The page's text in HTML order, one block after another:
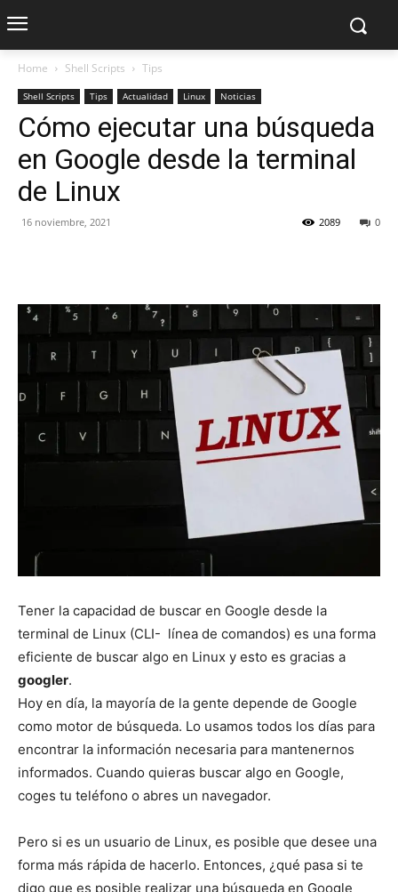
Home Shell Scripts Tips
Shell Scripts Tips Actualidad Linux Noticias
Cómo ejecutar una búsqueda
en Google desde la terminal
de Linux
16 noviembre, 2021 0
2089
Tener la capacidad de buscar en Google desde la
terminal de Linux (CLI- línea de comandos) es una forma
eficiente de buscar algo en Linux y esto es gracias a
googler.
Hoy en día, la mayoría de la gente depende de Google
como motor de búsqueda. Lo usamos todos los días para
encontrar la información necesaria para mantenernos
informados. Cuando quieras buscar algo en Google,
coges tu teléfono o abres un navegador.
Pero si es un usuario de Linux, es posible que desee una
forma más rápida de hacerlo. Entonces, ¿qué pasa si te
digo que es posible realizar una búsqueda en Google